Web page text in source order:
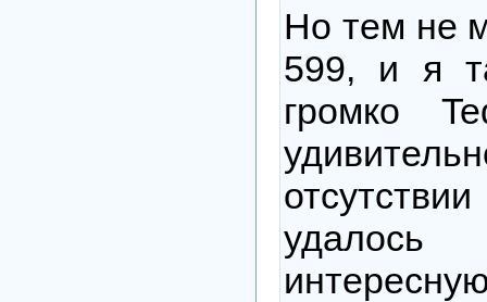
Но тем не
599, и я
громко